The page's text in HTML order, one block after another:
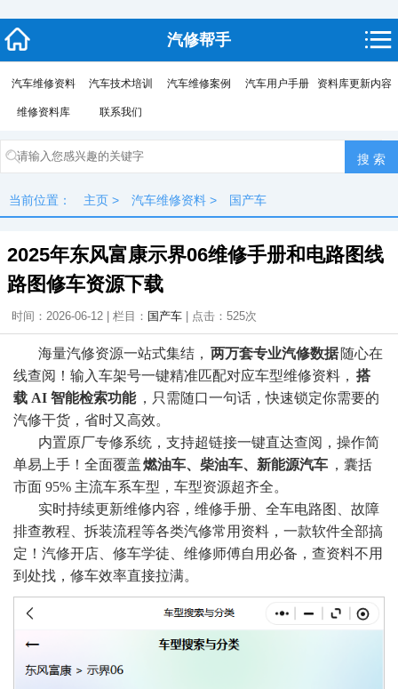
汽修帮手
汽车维修资料 汽车技术培训 汽车维修案例 汽车用户手册 资料库更新内容
维修资料库 联系我们
当前位置： 主页 > 汽车维修资料 > 国产车
2025年东风富康示界06维修手册和电路图线
路图修车资源下载
时间：2026-06-12 | 栏目： 国产车 | 点击： 525次
海量汽修资源一站式集结， 两万套专业汽修数据 随心在
线查阅！输入车架号一键精准匹配对应车型维修资料， 搭
载 AI 智能检索功能 ，只需随口一句话，快速锁定你需要的
汽修干货，省时又高效。
内置原厂专修系统，支持超链接一键直达查阅，操作简
单易上手！全面覆盖燃油车、柴油车、新能源汽车 ，囊括
市面 95% 主流车系车型，车型资源超齐全。
实时持续更新维修内容，维修手册、全车电路图、故障
排查教程、拆装流程等各类汽修常用资料，一款软件全部搞
定！汽修开店、修车学徒、维修师傅自用必备，查资料不用
到处找，修车效率直接拉满。